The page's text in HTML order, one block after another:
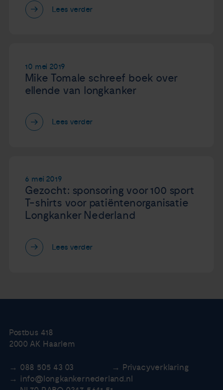
Lees verder
10 mei 2019
Mike Tomale schreef boek over
ellende van longkanker
Lees verder
6 mei 2019
Gezocht: sponsoring voor 100 sport
T-shirts voor patiëntenorganisatie
Longkanker Nederland
Lees verder
Postbus 418
2000 AK Haarlem
088 505 43 03
Privacyverklaring
info@longkankernederland.nl